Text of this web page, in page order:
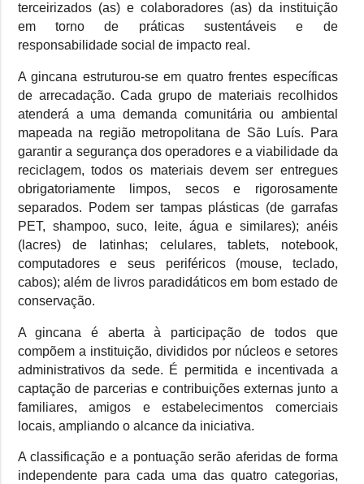
terceirizados (as) e colaboradores (as) da instituição
em torno de práticas sustentáveis e de
responsabilidade social de impacto real.
A gincana estruturou-se em quatro frentes específicas
de arrecadação. Cada grupo de materiais recolhidos
atenderá a uma demanda comunitária ou ambiental
mapeada na região metropolitana de São Luís. Para
garantir a segurança dos operadores e a viabilidade da
reciclagem, todos os materiais devem ser entregues
obrigatoriamente limpos, secos e rigorosamente
separados. Podem ser tampas plásticas (de garrafas
PET, shampoo, suco, leite, água e similares); anéis
(lacres) de latinhas; celulares, tablets, notebook,
computadores e seus periféricos (mouse, teclado,
cabos); além de livros paradidáticos em bom estado de
conservação.
A gincana é aberta à participação de todos que
compõem a instituição, divididos por núcleos e setores
administrativos da sede. É permitida e incentivada a
captação de parcerias e contribuições externas junto a
familiares, amigos e estabelecimentos comerciais
locais, ampliando o alcance da iniciativa.
A classificação e a pontuação serão aferidas de forma
independente para cada uma das quatro categorias,